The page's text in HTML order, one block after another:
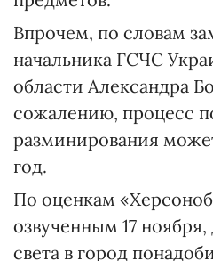
Впрочем, по словам
начальника ГСЧС
области Александра
сожалению, процесс
разминирования
год.
По оценкам
озвученным 17
света в город